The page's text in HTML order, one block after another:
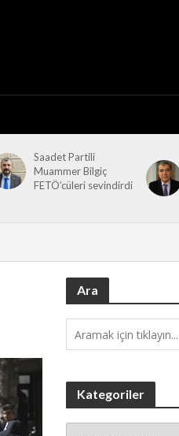
Saadet Partili
Muammer Bilgiç
FETÖ’cüleri sevindirdi
Ara
Kategoriler